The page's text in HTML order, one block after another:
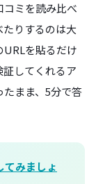
コミを読み比べ
りするのは大
を貼るだけ
してくれるア
まま、5分で答
てみましょ